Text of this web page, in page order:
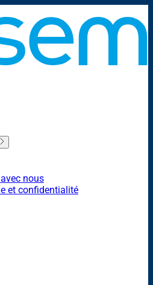
nous
et confidentialité